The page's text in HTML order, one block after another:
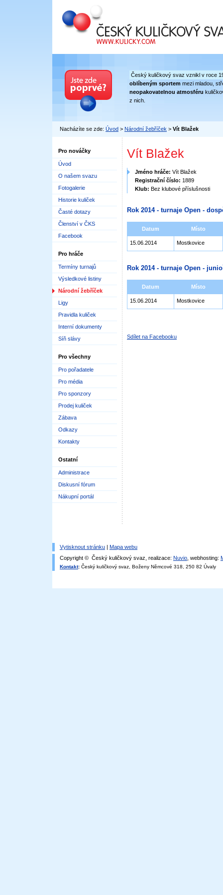
Český kuličkový svaz
Český kuličkový svaz vznikl v roce
oblíbeným sportem mezi mladou,
neopakovatelnou atmosféru
z nich.
Nacházíte se zde: Úvod > Národní žebříček > Vít Blažek
Pro nováčky
Úvod
O našem svazu
Fotogalerie
Historie kuliček
Časté dotazy
Členství v ČKS
Facebook
Pro hráče
Termíny turnajů
Výsledkové listiny
Národní žebříček
Ligy
Pravidla kuliček
Interní dokumenty
Síň slávy
Pro všechny
Pro pořadatele
Pro média
Pro sponzory
Prodej kuliček
Zábava
Odkazy
Kontakty
Ostatní
Administrace
Diskusní fórum
Nákupní portál
Vít Blažek
Jméno hráče: Vít Blažek
Registrační číslo: 1889
Klub: Bez klubové příslušnosti
Rok 2014 - turnaje Open -
Datum Místo
15.06.2014 Mostkovice
Rok 2014 - turnaje Open -
Datum Místo
15.06.2014 Mostkovice
Sdílet na Facebooku
Vytisknout stránku | Mapa webu
Copyright © Český kuličkový svaz, realizace: Nuvio , webhosting:
Kontakt: Český kuličkový svaz, Boženy Němcové 318, 250 82 Úvaly